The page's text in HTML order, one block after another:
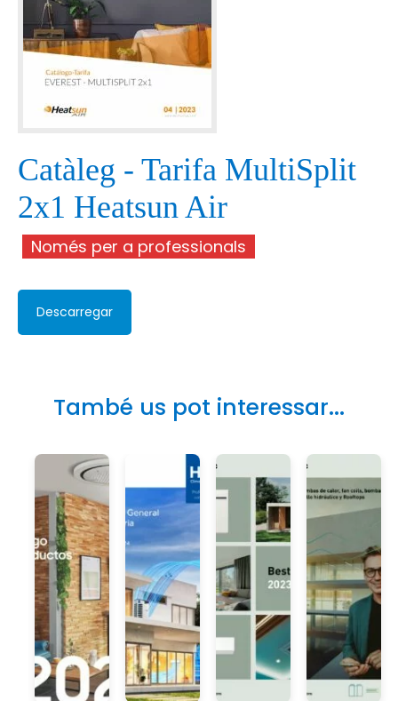
Catàleg - Tarifa MultiSplit
2x1 Heatsun Air
Només per a professionals
Descarregar
També us pot interessar...